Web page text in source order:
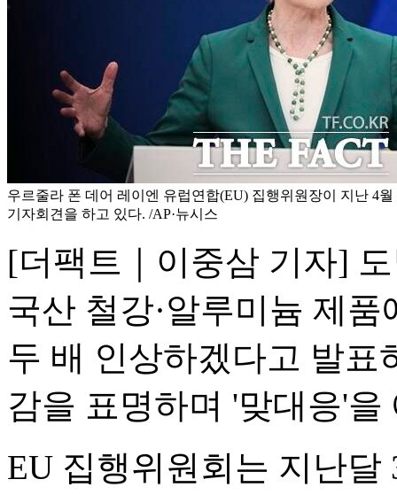
우르줄라 폰 데어 레이엔 유럽연합(EU) 집행위원장이 지난 4
기자회견을 하고 있다. /AP·뉴시스
[더팩트｜이중삼 기자]
국산 철강·알루미늄 제
두 배 인상하겠다고 발표
감을 표명하며 '맞대응'을
EU 집행위원회는 지난달